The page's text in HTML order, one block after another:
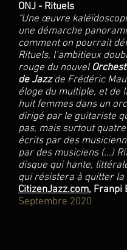
ONJ - Rituels
"Une œuvre
une démarche
comment on pourrait
Rituels, l’ambitieux
rouge du nouvel
de Jazzde Frédéric
éloge du multiple, et de
huit femmes dans un
dirigé par le guitariste
pas, mais surtout
écrits par des
par des musiciens (...)
disque qui hante,
qui résistera à quitter la
CitizenJazz.com, Franpi
Septembre 2020